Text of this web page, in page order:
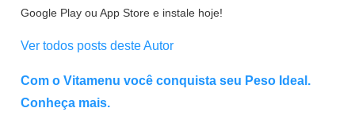
Google Play ou App Store e instale hoje!
Ver todos posts deste Autor
Com o Vitamenu você conquista seu Peso Ideal.
Conheça mais.